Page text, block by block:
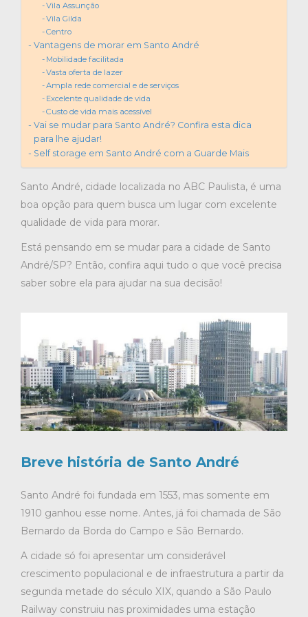
Vila Assunção
Vila Gilda
Centro
Vantagens de morar em Santo André
Mobilidade facilitada
Vasta oferta de lazer
Ampla rede comercial e de serviços
Excelente qualidade de vida
Custo de vida mais acessível
Vai se mudar para Santo André? Confira esta dica
para lhe ajudar!
Self storage em Santo André com a Guarde Mais
Santo André, cidade localizada no ABC Paulista, é uma
boa opção para quem busca um lugar com excelente
qualidade de vida para morar.
Está pensando em se mudar para a cidade de Santo
André/SP? Então, confira aqui tudo o que você precisa
saber sobre ela para ajudar na sua decisão!
Breve história de Santo André
Santo André foi fundada em 1553, mas somente em
1910 ganhou esse nome. Antes, já foi chamada de São
Bernardo da Borda do Campo e São Bernardo.
A cidade só foi apresentar um considerável
crescimento populacional e de infraestrutura a partir da
segunda metade do século XIX, quando a São Paulo
Railway construiu nas proximidades uma estação